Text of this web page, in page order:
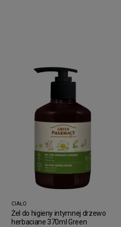
CIAŁO
Żel do higieny intymnej drzewo
herbaciane 370ml Green